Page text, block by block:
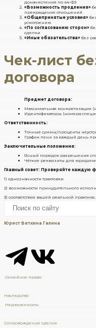
доначисления по 44-ФЗ
«Возможность продления»
прекращение отношений
«Общепринятые условия»
усмотрению
«По согласованию сторон»
сделки
«Иные обязательства» без
Чек-лист
договора
Предмет договора:
Максимальная конкретизация
Идентификаторы (номера
Ответственность:
Точные суммы/проценты
График пени за каждый день
Заключительные положения:
Ясный порядок разрешения
Чёткие реквизиты для
Главный совет: Проверяйте каждую
1) однозначности трактовки
2) возможности принудительного
3) соответствия вашей реальной практике.
Юрист Вяткина Галина
Семейное право
Наследство
Недвижимость
Сопровождение сделок